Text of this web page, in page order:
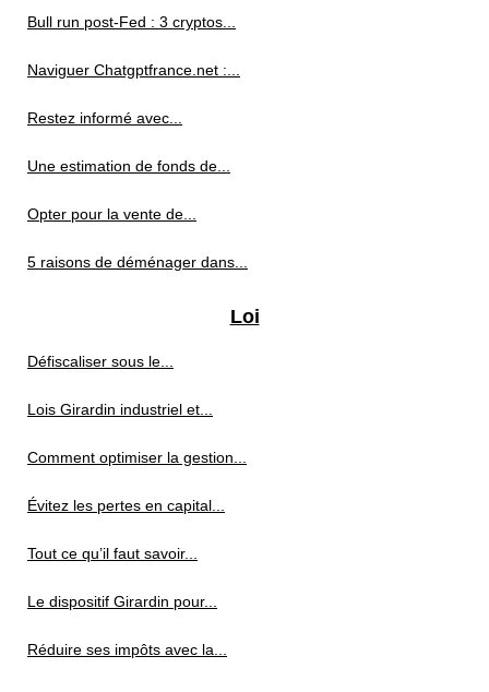
Bull run post-Fed : 3 cryptos...
Naviguer Chatgptfrance.net :...
Restez informé avec...
Une estimation de fonds de...
Opter pour la vente de...
5 raisons de déménager dans...
Loi
Défiscaliser sous le...
Lois Girardin industriel et...
Comment optimiser la gestion...
Évitez les pertes en capital...
Tout ce qu’il faut savoir...
Le dispositif Girardin pour...
Réduire ses impôts avec la...